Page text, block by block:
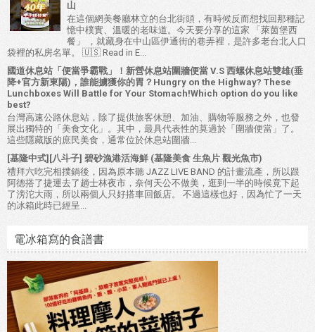
山
在這個網美餐廳林立的台北街頭，有時候反而想找回那種記
憶中樸實、溫暖的老味道。今天要分享的這家 「萊茵堡西
餐」 ，就藏身在中山區伊通街的巷弄裡，是許多老台北人口
袋裡的私房名單。 🇺🇸 Read in E...
國道休息站「便當爭霸戰」！新營休息站圍牆便當 V.S 西螺休息站雙雄(垂
降+官方新東陽)，誰能擄獲你的胃？Hungry on the Highway? These
Lunchboxes Will Battle for Your Stomach!Which option do you like
best?
台灣高速公路休息站，除了提供旅客休憩、加油、購物等服務之外，也發
展出獨特的「美食文化」。其中，最具代表性的莫過於「圍牆便當」了。
這些隱藏版的庶民美食，通常位於休息站圍牆...
[基隆中式][八斗子] 碧砂漁港活海鮮 (基隆美食 生魚片 觀光魚市)
禮拜六吃完相撲鍋後，因為原本聽 JAZZ LIVE BAND 的計畫流產，所以跟
阿德搭了捷運去了趟士林夜市，奈何天公不做美，逛到一半的時候竟下起
了滂沱大雨，所以兩個人只好搭車回飯店。 不過這樣也好，因為忙了一天
的冰箱此時已經呈...
電冰箱寫的食譜書